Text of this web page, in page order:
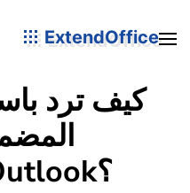
ExtendOffice
كيف ترد
التغييرات) في Outlook؟